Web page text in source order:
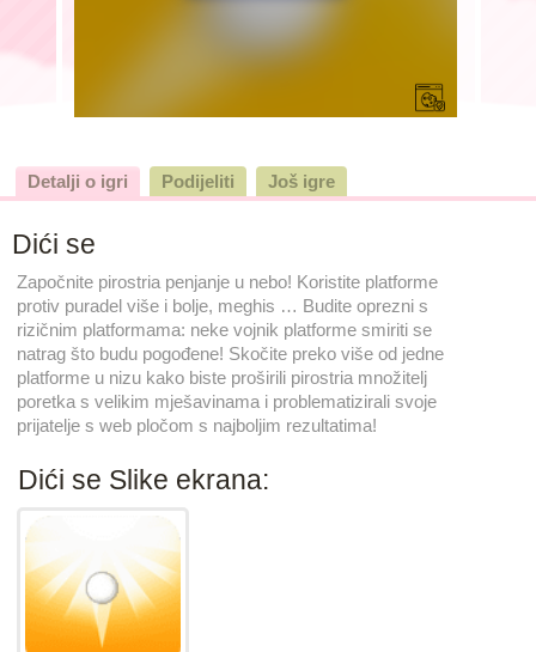
Detalji o igri Podijeliti Još igre
Dići se
Započnite pirostria penjanje u nebo! Koristite platforme
protiv puradel više i bolje, meghis … Budite oprezni s
rizičnim platformama: neke vojnik platforme smiriti se
natrag što budu pogođene! Skočite preko više od jedne
platforme u nizu kako biste proširili pirostria množitelj
poretka s velikim mješavinama i problematizirali svoje
prijatelje s web pločom s najboljim rezultatima!
Dići se Slike ekrana: